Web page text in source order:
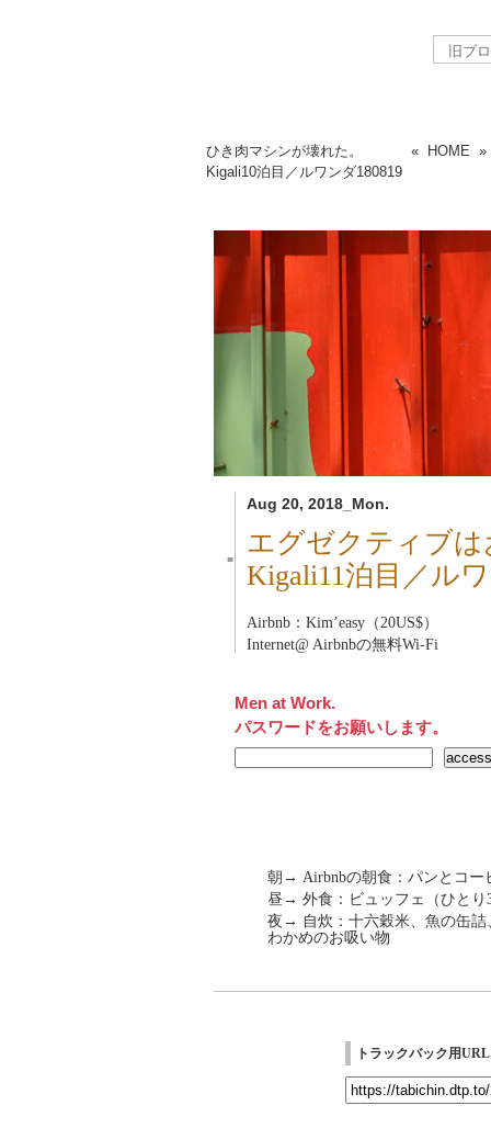
ひき肉マシンが壊れた。
Kigali10泊目／ルワンダ180819
« HOME
Aug 20, 2018_Mon.
■
エグゼクティブ
Kigali11泊目／ル
Airbnb：Kim’easy（20US$）
Internet@ Airbnbの無料Wi-Fi
Men at Work.
パスワードをお願いします。
朝→ Airbnbの朝食：パンとコー
昼→ 外食：ビュッフェ（ひとり
夜→ 自炊：十六穀米、魚の缶詰
わかめのお吸い物
トラックバック用URL